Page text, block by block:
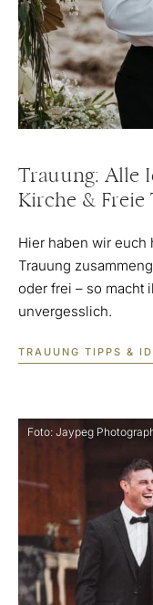
Trauung: Alle
Kirche & Freie
Hier haben wir
Trauung
oder frei – so macht
unvergesslich.
TRAUUNG TIPPS &
Foto: Jaypeg